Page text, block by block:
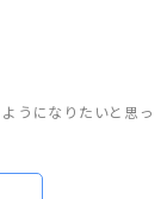
うになりたいと思っ